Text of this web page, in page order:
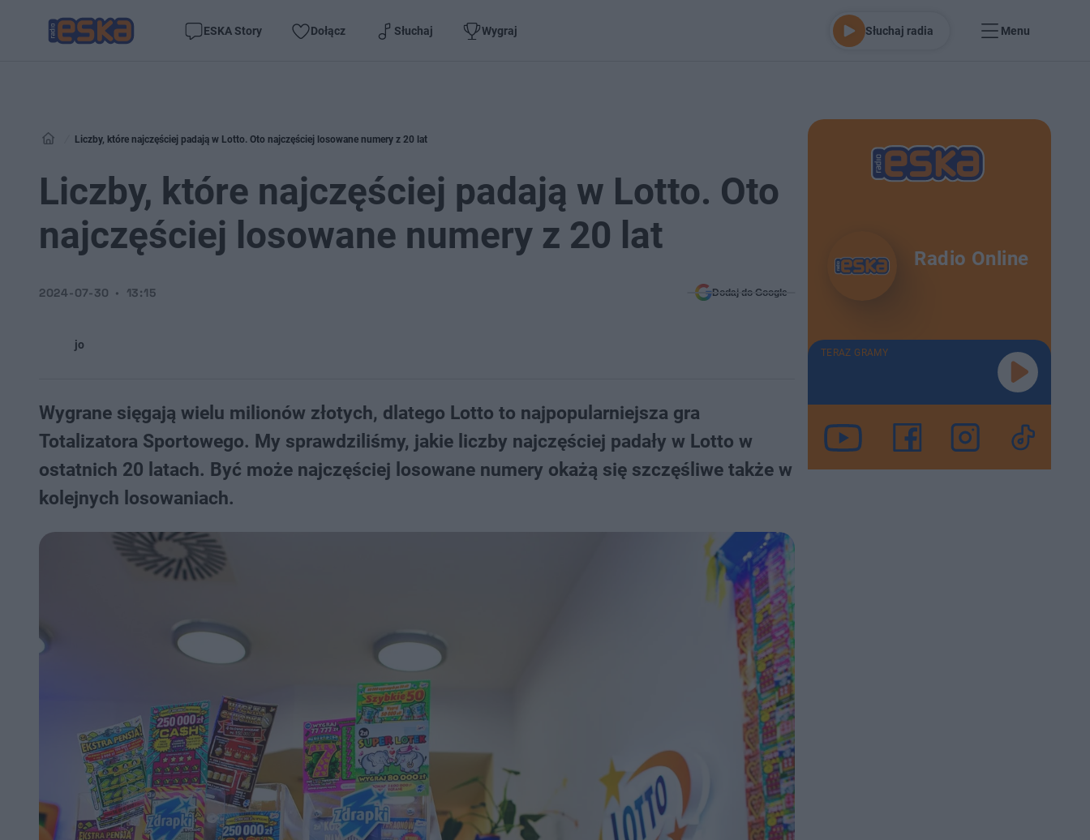
ESKA Story Dołącz Słuchaj Wygraj Słuchaj radia Menu
Liczby, które najczęściej padają w Lotto. Oto najczęściej losowane numery z 20 lat
Liczby, które najczęściej padają w Lotto. Oto
najczęściej losowane numery z 20 lat
jo
2024-07-30 13:15 Dodaj do Google
Wygrane sięgają wielu milionów złotych, dlatego Lotto to najpopularniejsza gra
Totalizatora Sportowego. My sprawdziliśmy, jakie liczby najczęściej padały w Lotto w
ostatnich 20 latach. Być może najczęściej losowane numery okażą się szczęśliwe także w
kolejnych losowaniach.
Radio Online
TERAZ GRAMY